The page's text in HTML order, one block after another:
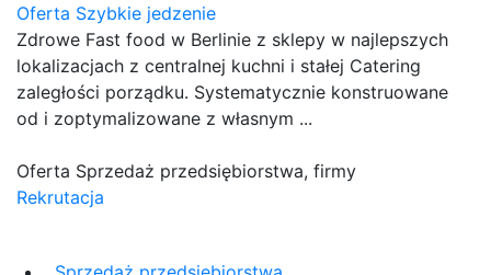
Oferta Szybkie jedzenie
Zdrowe Fast food w Berlinie z sklepy w najlepszych
lokalizacjach z centralnej kuchni i stałej Catering
zaległości porządku. Systematycznie konstruowane
od i zoptymalizowane z własnym ...
Oferta Sprzedaż przedsiębiorstwa, firmy
Rekrutacja